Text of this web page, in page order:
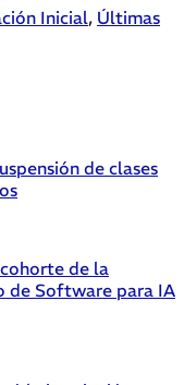
Inicial, Últimas
de clases
de la
de Software para IA